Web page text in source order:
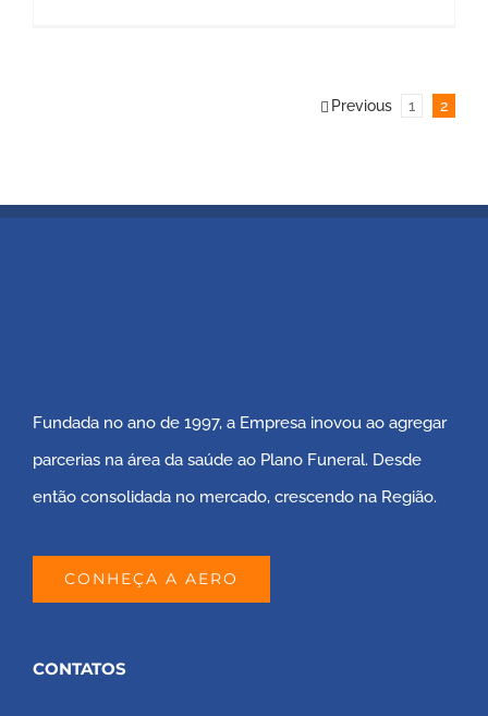
Previous 1 2
Fundada no ano de 1997, a Empresa inovou ao agregar
parcerias na área da saúde ao Plano Funeral. Desde
então consolidada no mercado, crescendo na Região.
CONHEÇA A AERO
CONTATOS